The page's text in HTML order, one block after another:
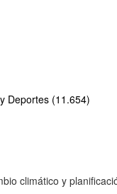
Deportes (11.654)
climático y